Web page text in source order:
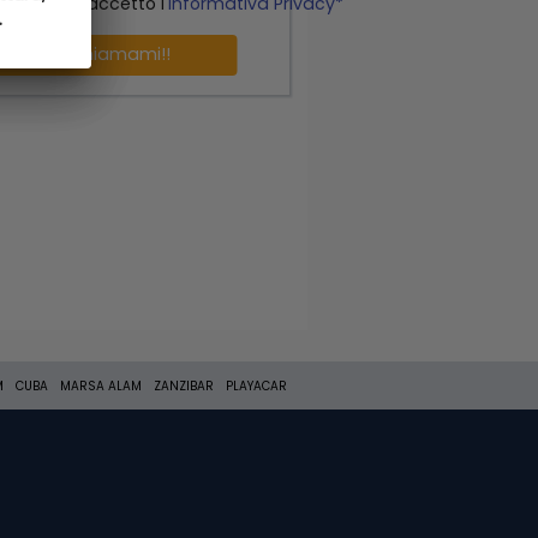
Richiamami!!
CUBA MARSA ALAM ZANZIBAR PLAYACAR